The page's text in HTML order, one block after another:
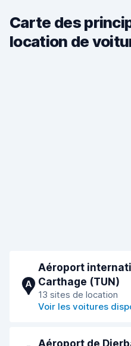
Carte des
location de
A
Aéroport
Carthage (TUN)
13 sites de location
Voir les voitures
Aéroport de